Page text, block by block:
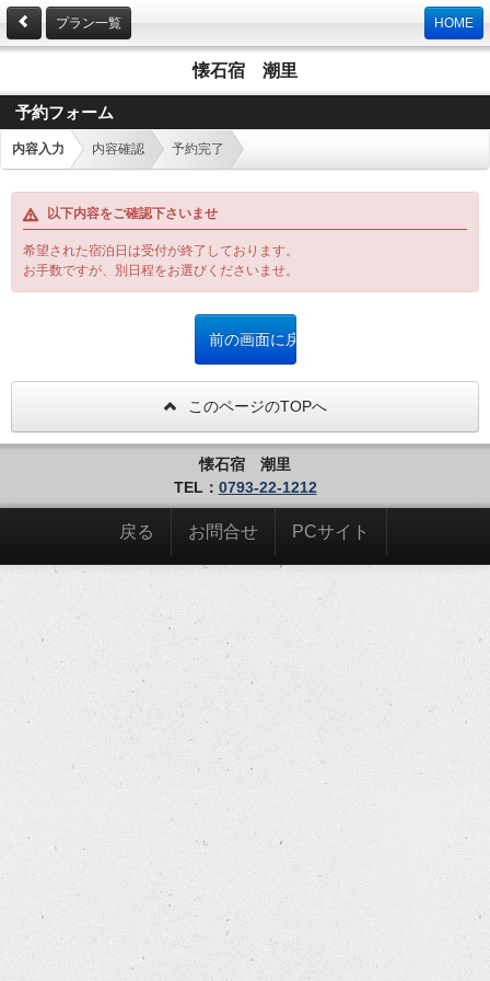
プラン一覧 HOME
懐石宿 潮里
予約フォーム
内容入力 内容確認 予約完了
以下内容をご確認下さいませ
希望された宿泊日は受付が終了しております。
お手数ですが、別日程をお選びくださいませ。
このページのTOPへ
懐石宿 潮里
TEL： 0793-22-1212
戻る お問合せ PCサイト